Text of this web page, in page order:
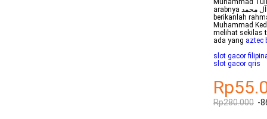
Muhammad
arabnya اللهم صل على محمد وعلى آل محمد Artinya juga kurang lebih sama yakni Ya Allah
berikanlah
Muhammad
melihat sekilas
ada yang aztec
slot gacor
slot gacor qris
Rp280.000 -